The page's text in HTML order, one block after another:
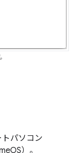
パソコン
）。